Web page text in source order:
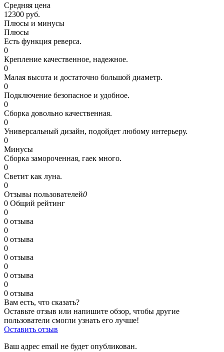
Средняя цена
12300 руб.
Плюсы и минусы
Плюсы
Есть функция реверса.
0
Крепление качественное, надежное.
0
Малая высота и достаточно большой диаметр.
0
Подключение безопасное и удобное.
0
Сборка довольно качественная.
0
Универсальный дизайн, подойдет любому интерьеру.
0
Минусы
Сборка замороченная, гаек много.
0
Светит как луна.
0
Отзывы пользователей0
0 Общий рейтинг
0
0 отзыва
0
0 отзыва
0
0 отзыва
0
0 отзыва
0
0 отзыва
Вам есть, что сказать?
Оставьте отзыв или напишите обзор, чтобы другие
пользователи смогли узнать его лучше!
Оставить отзыв
Ваш адрес email не будет опубликован.